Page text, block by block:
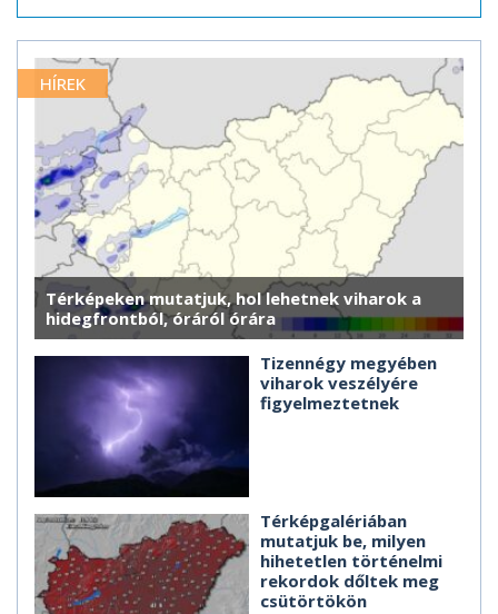
HÍREK
Térképeken mutatjuk, hol lehetnek viharok a
hidegfrontból, óráról órára
Tizennégy megyében
viharok veszélyére
figyelmeztetnek
Térképgalériában
mutatjuk be, milyen
hihetetlen történelmi
rekordok dőltek meg
csütörtökön